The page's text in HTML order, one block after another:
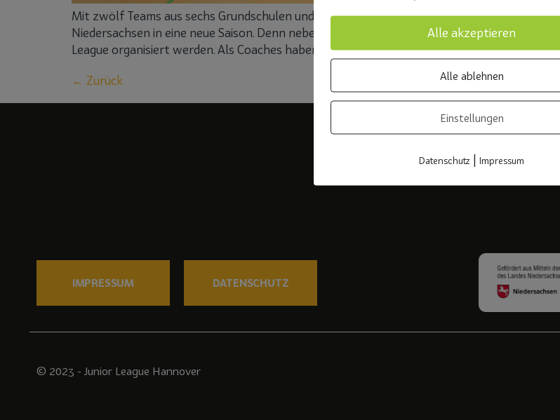
Mit zwölf Teams aus sechs Grundschulen und insgesamt 120 Schüler*innen ging die
Niedersachsen in eine neue Saison. Denn neben Hannover gibt es Turniere an Schulen in
League organisiert werden. Als Coaches haben beim Auftakt die Spielerinnen der TKH […]
← Zurück
IMPRESSUM DATENSCHUTZ
© 2023 - Junior League Hannover
Alle akzeptieren
Alle ablehnen
Einstellungen
Datenschutz Impressum